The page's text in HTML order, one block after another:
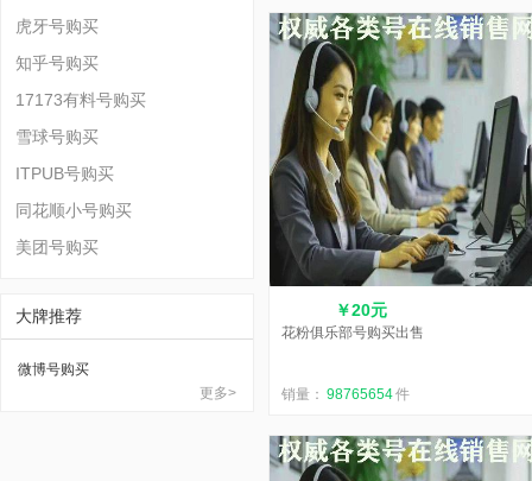
虎牙号购买
知乎号购买
17173有料号购买
雪球号购买
ITPUB号购买
同花顺小号购买
美团号购买
大牌推荐
微博号购买
更多>
￥20元
花粉俱乐部号购买出售
销量： 98765654件